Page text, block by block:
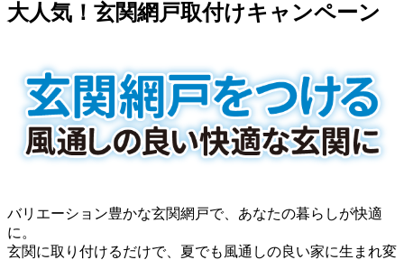
大人気！玄関網戸取付けキャンペーン
バリエーション豊かな玄関網戸で、あなたの暮らしが快適
に。
玄関に取り付けるだけで、夏でも風通しの良い家に生まれ変